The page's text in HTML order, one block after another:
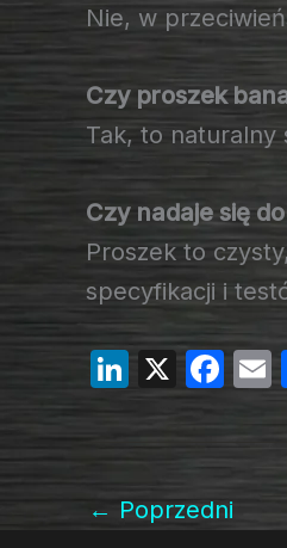
Nie, w
Czy proszek
Tak, to naturalny
Czy nadaje się
Proszek to
specyfikacji i
Li
k
dI
X
F
b
← Poprzedni